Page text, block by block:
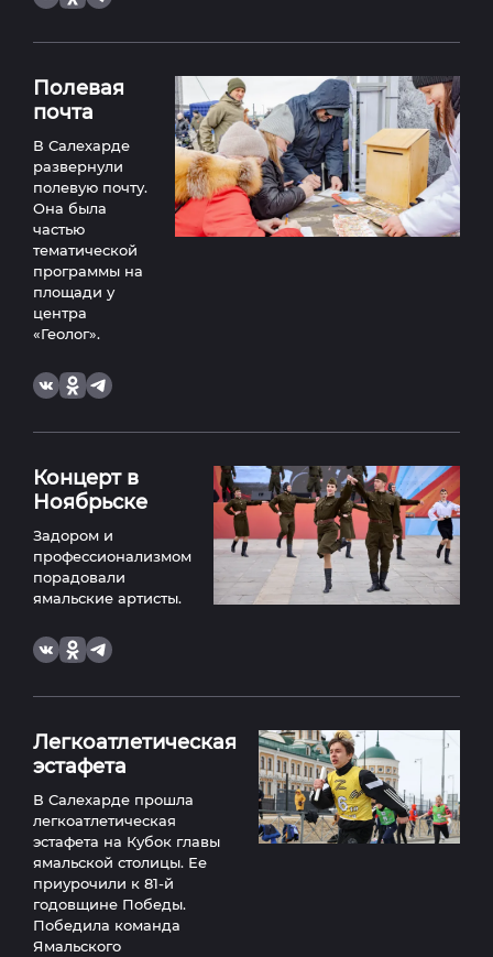
Полевая
почта
В Салехарде
развернули
полевую почту.
Она была
частью
тематической
программы на
площади у
центра
«Геолог».
Концерт в
Ноябрьске
Задором и
профессионализмом
порадовали
ямальские артисты.
Легкоатлетическая
эстафета
В Салехарде прошла
легкоатлетическая
эстафета на Кубок главы
ямальской столицы. Ее
приурочили к 81-й
годовщине Победы.
Победила команда
Ямальского